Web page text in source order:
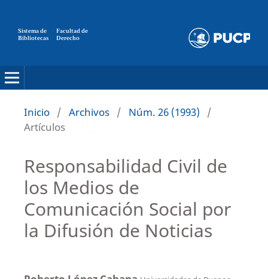
Sistema de
Bibliotecas
Facultad de
Derecho
Inicio / Archivos / Núm. 26 (1993)
/
Artículos
Responsabilidad Civil de
los Medios de
Comunicación Social por
la Difusión de Noticias